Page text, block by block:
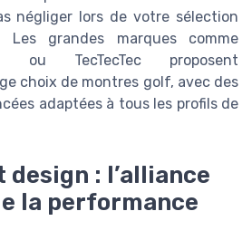
négliger lors de votre sélection
Les grandes marques comme
ou TecTecTec proposent
choix de montres golf, avec des
adaptées à tous les profils de
: l’alliance
la performance